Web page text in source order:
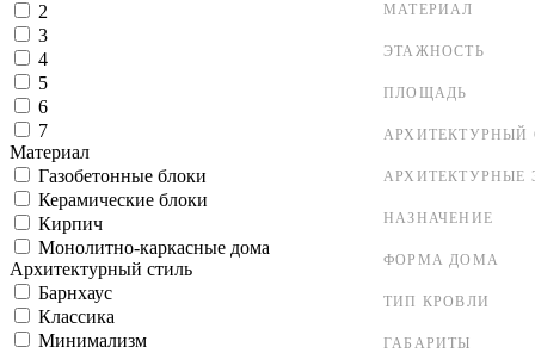
МАТЕРИАЛ
ЭТАЖНОСТЬ
ПЛОЩАДЬ
АРХИТЕКТУРНЫЙ
АРХИТЕКТУРНЫЕ
НАЗНАЧЕНИЕ
ФОРМА ДОМА
ТИП КРОВЛИ
ГАБАРИТЫ
2
3
4
5
6
7
Материал
Газобетонные блоки
Керамические блоки
Кирпич
Монолитно-каркасные дома
Архитектурный стиль
Барнхаус
Классика
Минимализм